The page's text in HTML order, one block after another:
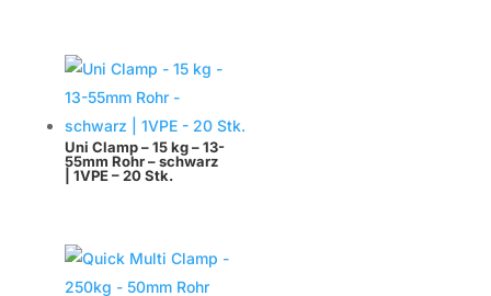
Uni Clamp – 15 kg – 13-
55mm Rohr – schwarz
| 1VPE – 20 Stk.